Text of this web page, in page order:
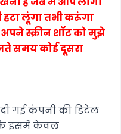
हटा लूंगा तभी करूंगा
स्क्रीन शॉट को मुझे
समय कोई दूसरा
दी गई कंपनी की डिटेल
इसमें केवल